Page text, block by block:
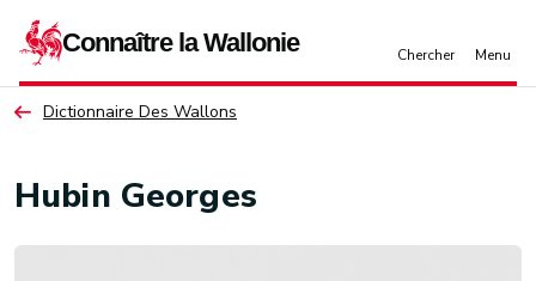
Dictionnaire Des Wallons
Hubin Georges